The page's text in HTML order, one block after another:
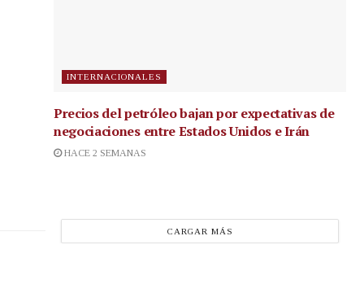
INTERNACIONALES
Precios del petróleo bajan por expectativas de
negociaciones entre Estados Unidos e Irán
HACE 2 SEMANAS
CARGAR MÁS